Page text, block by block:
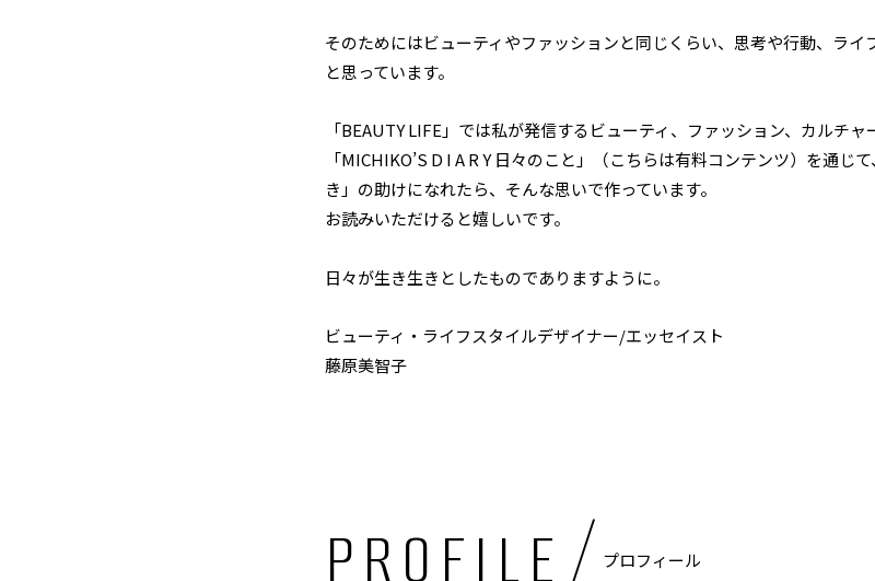
そのためにはビューティやファッションと同じくらい、思考や行動、ライ
と思っています。
「BEAUTY LIFE」では私が発信するビューティ、ファッション、カルチ
「MICHIKO’S D I A R Y 日々のこと」（こちらは有料コンテンツ）を通じ
き」の助けになれたら、そんな思いで作っています。
お読みいただけると嬉しいです。
日々が生き生きとしたものでありますように。
ビューティ・ライフスタイルデザイナー/エッセイスト
藤原美智子
PROFILE/ プロフィール